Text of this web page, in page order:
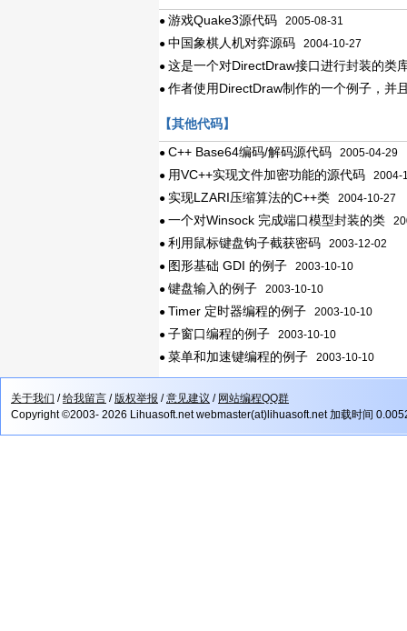
● 游戏Quake3源代码 2005-08-31
● 中国象棋人机对弈源码 2004-10-27
● 这是一个对DirectDraw接口进行封装的类
● 作者使用DirectDraw制作的一个例子，并
【其他代码】
● C++ Base64编码/解码源代码 2005-04-29
● 用VC++实现文件加密功能的源代码 2004-
● 实现LZARI压缩算法的C++类 2004-10-27
● 一个对Winsock 完成端口模型封装的类
● 利用鼠标键盘钩子截获密码 2003-12-02
● 图形基础 GDI 的例子 2003-10-10
● 键盘输入的例子 2003-10-10
● Timer 定时器编程的例子 2003-10-10
● 子窗口编程的例子 2003-10-10
● 菜单和加速键编程的例子 2003-10-10
关于我们 /给我留言 /版权举报 /意见建议 / 网站编程QQ群
Copyright ©2003- 2026 Lihuasoft.net webmaster(at)lihuasoft.net 加载时间